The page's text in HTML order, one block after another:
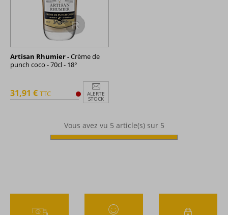
Artisan Rhumier -Crème de
punch coco - 70cl - 18°
ALERTE
STOCK
31,91 € TTC
Vous avez vu 5 article(s) sur 5